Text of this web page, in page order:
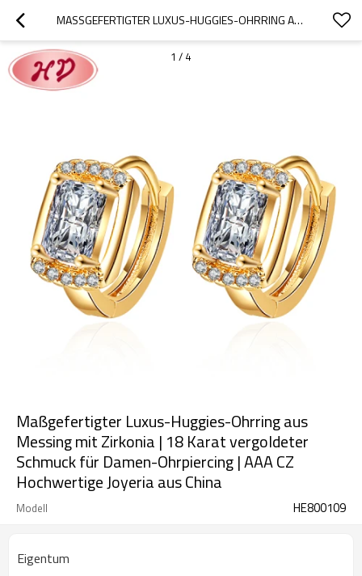
MASSGEFERTIGTER LUXUS-HUGGIES-OHRRING AUS MESSING MIT ZIRKONIA | 18 KARAT VERGOLDETER SCHMUCK FÜR DAMEN-OHRPIERCING | AAA CZ HOCHWERTIGE JOYERIA AUS CHINA
1 / 4
Maßgefertigter Luxus-Huggies-Ohrring aus
Messing mit Zirkonia | 18 Karat vergoldeter
Schmuck für Damen-Ohrpiercing | AAA CZ
Hochwertige Joyeria aus China
Modell HE800109
Eigentum